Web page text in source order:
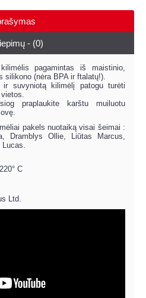
- (0)
pagamintas iš maistinio,
silikono (nėra BPA ir ftalatų!).
ir suvyniotą kilimėlį patogu turėti
praplaukite karštu muiluotu
pakels nuotaiką visai šeimai :
Dramblys Ollie, Liūtas Marcus,
Lucas.
C
Ltd.